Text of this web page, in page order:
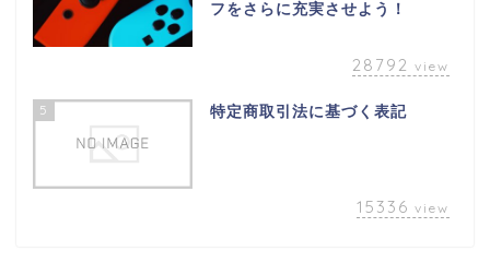
フをさらに充実させよう！
28792 view
5 特定商取引法に基づく表記
15336 view